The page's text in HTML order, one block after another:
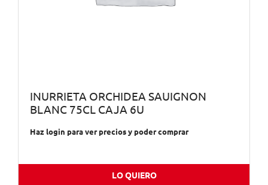
INURRIETA ORCHIDEA SAUIGNON
BLANC 75CL CAJA 6U
Haz login para ver precios y poder comprar
LO QUIERO